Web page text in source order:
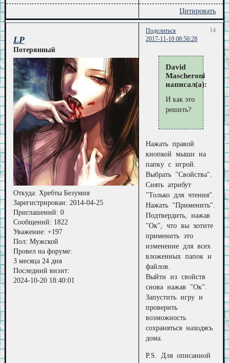
Цитировать
Поделиться
14
2017-11-10 08:50:28
LP
Потерянный
Откуда: Хребты Безумия
Зарегистрирован: 2014-04-25
Приглашений: 0
Сообщений: 1822
Уважение: +197
Пол: Мужской
Провел на форуме:
3 месяца 24 дня
Последний визит:
2024-10-20 18:40:01
David
Mascheroni
написал(а):
И как это
решить?
Нажать правой
кнопкой мыши на
папку с игрой.
Выбрать "Свойства".
Снять атрибут
"Только для чтения".
Нажать "Применить".
Подтвердить, нажав
"Ок", что вы хотите
применить это
изменение для всех
вложенных папок и
файлов.
Выйти из свойств
снова нажав "Ок".
Запустить игру и
проверить
возможность
сохраняться находясь
дома.
P.S. Для описанной